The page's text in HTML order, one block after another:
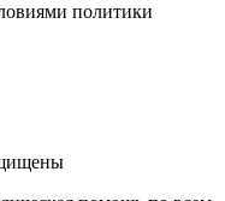
политики